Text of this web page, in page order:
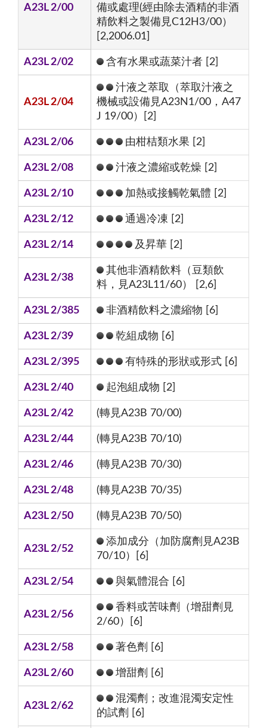
A23L 2/00
備或處理(經由除去酒精的非酒
精飲料之製備見C12H3/00）
[2,2006.01]
A23L 2/02 含有水果或蔬菜汁者 [2]
A23L 2/04
汁液之萃取（萃取汁液之
機械或設備見A23N1/00，A47
J 19/00）[2]
A23L 2/06 由柑桔類水果 [2]
A23L 2/08 汁液之濃縮或乾燥 [2]
A23L 2/10 加熱或接觸乾氣體 [2]
A23L 2/12 通過冷凍 [2]
A23L 2/14 及昇華 [2]
A23L 2/38
其他非酒精飲料（豆類飲
料，見A23L11/60） [2,6]
A23L 2/385 非酒精飲料之濃縮物 [6]
A23L 2/39 乾組成物 [6]
A23L 2/395 有特殊的形狀或形式 [6]
A23L 2/40 起泡組成物 [2]
A23L 2/42 (轉見A23B 70/00)
A23L 2/44 (轉見A23B 70/10)
A23L 2/46 (轉見A23B 70/30)
A23L 2/48 (轉見A23B 70/35)
A23L 2/50 (轉見A23B 70/50)
A23L 2/52
添加成分（加防腐劑見A23B
70/10）[6]
A23L 2/54 與氣體混合 [6]
A23L 2/56
香料或苦味劑（增甜劑見
2/60）[6]
A23L 2/58 著色劑 [6]
A23L 2/60 增甜劑 [6]
A23L 2/62
混濁劑；改進混濁安定性
的試劑 [6]